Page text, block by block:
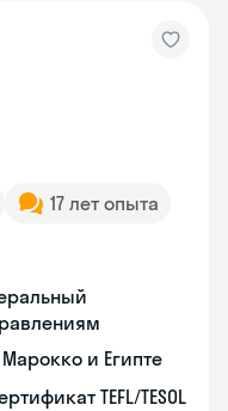
17 лет опыта
и Египте
TEFL/TESOL